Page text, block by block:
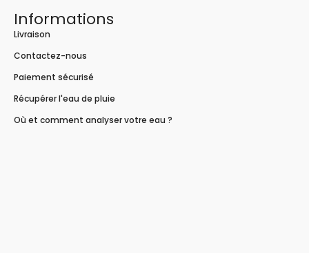
Informations
Livraison
Contactez-nous
Paiement sécurisé
Récupérer l'eau de pluie
Où et comment analyser votre eau ?